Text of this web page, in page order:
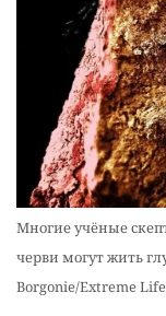
Многие учёные
черви могут жить
Borgonie/Extreme